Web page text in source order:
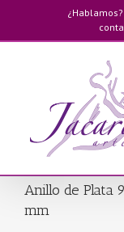
contenido
Anillo de Plata
mm